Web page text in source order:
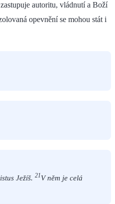
autoritu, vládnutí a Boží
opevnění se mohou stát i
Ježíš. 21V něm je celá